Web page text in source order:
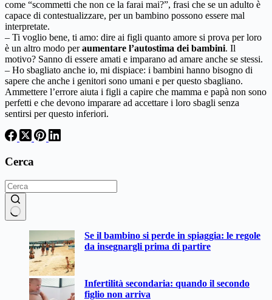
come “scommetti che non ce la farai mai?”, frasi che se un adulto è
capace di contestualizzare, per un bambino possono essere mal
interpretate.
– Ti voglio bene, ti amo: dire ai figli quanto amore si prova per loro
è un altro modo peraumentare l’autostima dei bambini. Il
motivo? Sanno di essere amati e imparano ad amare anche se stessi.
– Ho sbagliato anche io, mi dispiace: i bambini hanno bisogno di
sapere che anche i genitori sono umani e per questo sbagliano.
Ammettere l’errore aiuta i figli a capire che mamma e papà non sono
perfetti e che devono imparare ad accettare i loro sbagli senza
sentirsi per questo inferiori.
Cerca
Se il bambino si perde in spiaggia: le regole
da insegnargli prima di partire
Infertilità secondaria: quando il secondo
figlio non arriva